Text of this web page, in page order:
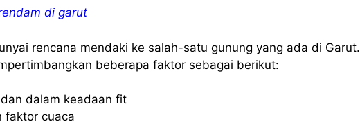
di garut
rencana mendaki ke salah-satu gunung yang ada di Garut.
beberapa faktor sebagai berikut:
dalam keadaan fit
faktor cuaca